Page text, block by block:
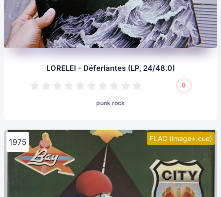
LORELEI - Déferlantes (LP, 24/48.0)
0
punk rock
FLAC (image+.cue)
1975